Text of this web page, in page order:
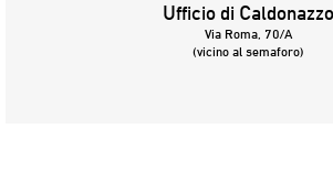
Ufficio di Caldonazzo
Via Roma, 70/A
(vicino al semaforo)